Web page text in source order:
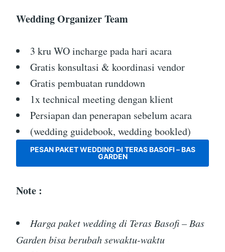
Wedding Organizer Team
3 kru WO incharge pada hari acara
Gratis konsultasi & koordinasi vendor
Gratis pembuatan runddown
1x technical meeting dengan klient
Persiapan dan penerapan sebelum acara
(wedding guidebook, wedding bookled)
PESAN PAKET WEDDING DI TERAS BASOFI – BAS
GARDEN
Note :
Harga paket wedding di Teras Basofi – Bas
Garden bisa berubah sewaktu-waktu